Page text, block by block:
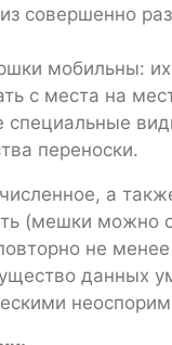
совершенно
мобильны:
с места на
специальные
переноски.
а
(мешки можно
не
данных